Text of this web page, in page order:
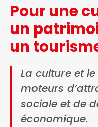
Pour une
un
un
La culture et
moteurs
sociale et de
économique.